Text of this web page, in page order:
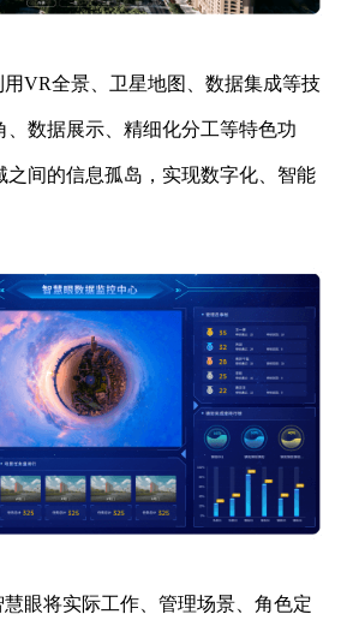
VR全景、卫星地图、数据集成等技
、数据展示、精细化分工等特色功
之间的信息孤岛，实现数字化、智能
眼将实际工作、管理场景、角色定